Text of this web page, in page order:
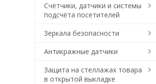
Счётчики, датчики и системы
подсчёта посетителей
Зеркала безопасности
Антикражные датчики
Защита на стеллажах товара
в открытой выкладке